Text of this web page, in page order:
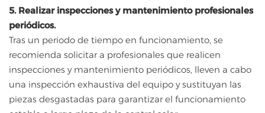
5. Realizar inspecciones y mantenimiento profesionales
periódicos.
Tras un periodo de tiempo en funcionamiento, se
recomienda solicitar a profesionales que realicen
inspecciones y mantenimiento periódicos, lleven a cabo
una inspección exhaustiva del equipo y sustituyan las
piezas desgastadas para garantizar el funcionamiento